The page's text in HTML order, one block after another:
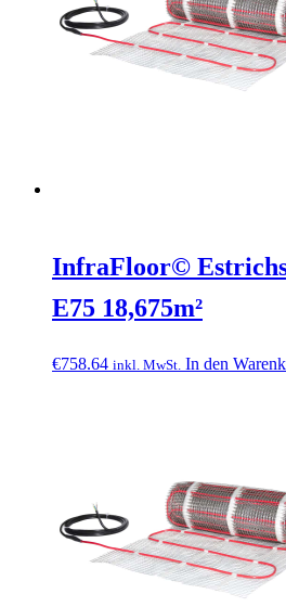
InfraFloor©
E75 18,675m²
€758.64 inkl. MwSt. In den